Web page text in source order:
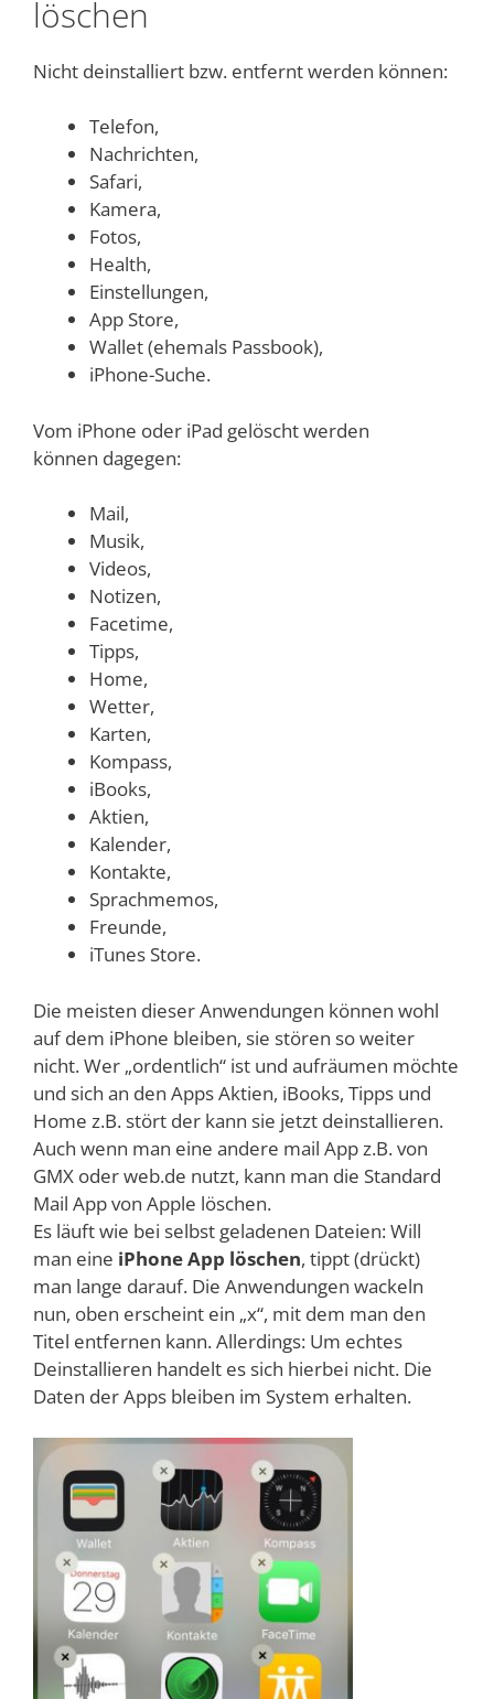
löschen
Nicht deinstalliert bzw. entfernt werden können:
Telefon,
Nachrichten,
Safari,
Kamera,
Fotos,
Health,
Einstellungen,
App Store,
Wallet (ehemals Passbook),
iPhone-Suche.
Vom iPhone oder iPad gelöscht werden
können dagegen:
Mail,
Musik,
Videos,
Notizen,
Facetime,
Tipps,
Home,
Wetter,
Karten,
Kompass,
iBooks,
Aktien,
Kalender,
Kontakte,
Sprachmemos,
Freunde,
iTunes Store.
Die meisten dieser Anwendungen können wohl
auf dem iPhone bleiben, sie stören so weiter
nicht. Wer „ordentlich“ ist und aufräumen möchte
und sich an den Apps Aktien, iBooks, Tipps und
Home z.B. stört der kann sie jetzt deinstallieren.
Auch wenn man eine andere mail App z.B. von
GMX oder web.de nutzt, kann man die Standard
Mail App von Apple löschen.
Es läuft wie bei selbst geladenen Dateien: Will
man eine iPhone App löschen, tippt (drückt)
man lange darauf. Die Anwendungen wackeln
nun, oben erscheint ein „x“, mit dem man den
Titel entfernen kann. Allerdings: Um echtes
Deinstallieren handelt es sich hierbei nicht. Die
Daten der Apps bleiben im System erhalten.